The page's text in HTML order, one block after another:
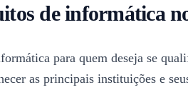
de informática
para quem deseja se
as principais instituições e